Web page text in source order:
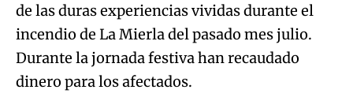
de las duras experiencias vividas durante el
incendio de La Mierla del pasado mes julio.
Durante la jornada festiva han recaudado
dinero para los afectados.